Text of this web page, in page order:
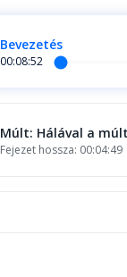
Bevezetés
00:08:52
Múlt: Hálával a
Fejezet hossza: 00:04:49